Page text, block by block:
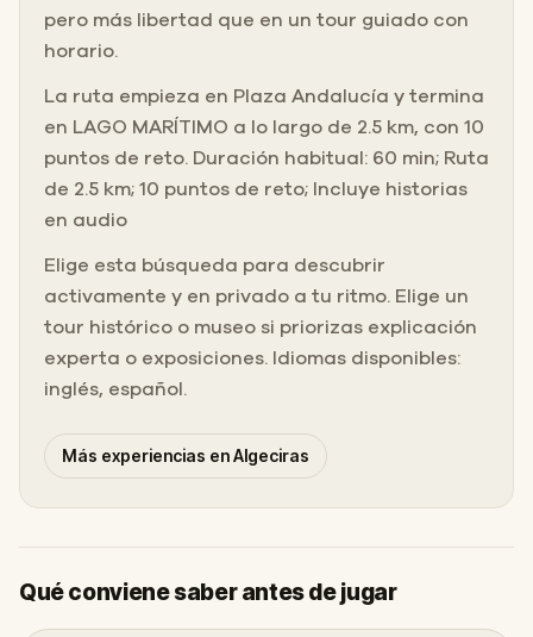
pero más libertad que en un tour guiado con
horario.
La ruta empieza en Plaza Andalucía y termina
en LAGO MARÍTIMO a lo largo de 2.5 km, con 10
puntos de reto. Duración habitual: 60 min; Ruta
de 2.5 km; 10 puntos de reto; Incluye historias
en audio
Elige esta búsqueda para descubrir
activamente y en privado a tu ritmo. Elige un
tour histórico o museo si priorizas explicación
experta o exposiciones. Idiomas disponibles:
inglés, español.
Más experiencias en Algeciras
Qué conviene saber antes de jugar